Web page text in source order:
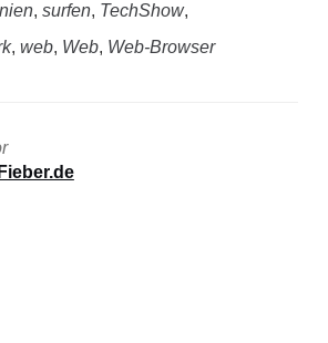
, surfen, TechShow,
, web, Web, Web-Browser